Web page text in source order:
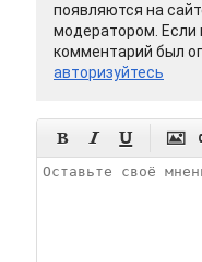
появляются на
модератором. Если
комментарий был
авторизуйтесь
   